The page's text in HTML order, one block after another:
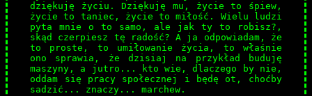
dziękuję życiu. Dziękuję mu, życie to śpiew,
życie to taniec, życie to miłość. Wielu ludzi
pyta mnie o to samo, ale jak ty to robisz?,
skąd czerpiesz tę radość? A ja odpowiadam, że
to proste, to umiłowanie życia, to właśnie
ono sprawia, że dzisiaj na przykład buduję
maszyny, a jutro... kto wie, dlaczego by nie,
oddam się pracy społecznej i będę ot, choćby
sadzić... znaczy... marchew.